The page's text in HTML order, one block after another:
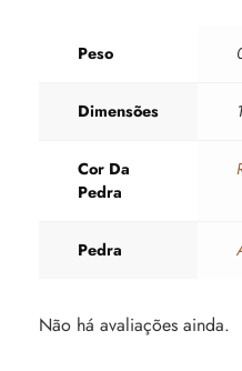
Peso
Dimensões
Cor Da
Pedra
Pedra
Não há avaliações ainda.